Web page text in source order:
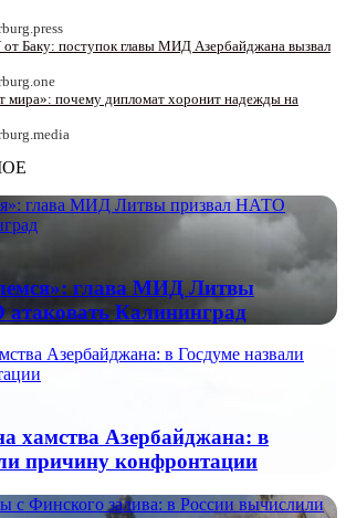
Баку: поступок главы МИД Азербайджана вызвал
мира»: почему дипломат хоронит надежды на
глава МИД Литвы призвал НАТО
глава МИД Литвы
Калининград
Азербайджана: в Госдуме назвали
хамства Азербайджана: в
причину конфронтации
с Финского залива: в России вычислили